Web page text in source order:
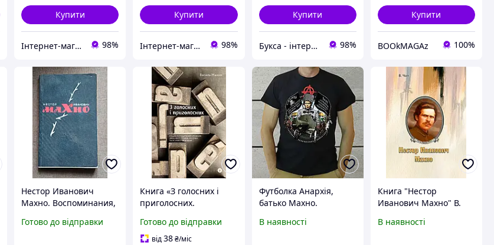
Купити
Інтернет-магазин "BIZLIT" 98%
Купити
Інтернет-магазин "BIZLIT" 98%
Купити
Букса - інтернет-магазин книг, товарів для дітей та подарунків 98%
Купити
BOOkMAGAz 100%
Нестор Иванович
Махно. Воспоминания,
документы.
Готово до відправки
Книга «З голосних і
приголосних.
словник імен, міст,
птахів, рослин...».
Готово до відправки
від38₴/міс
Футболка Анархія,
батько Махно.
В наявності
Книга "Нестор
Иванович Махно" В.
В наявності